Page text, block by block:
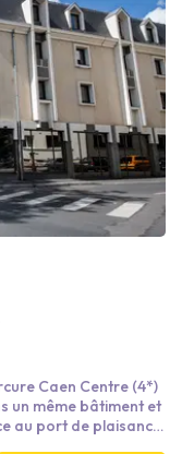
Caen Centre (4*)
un même bâtiment et
au port de plaisance,